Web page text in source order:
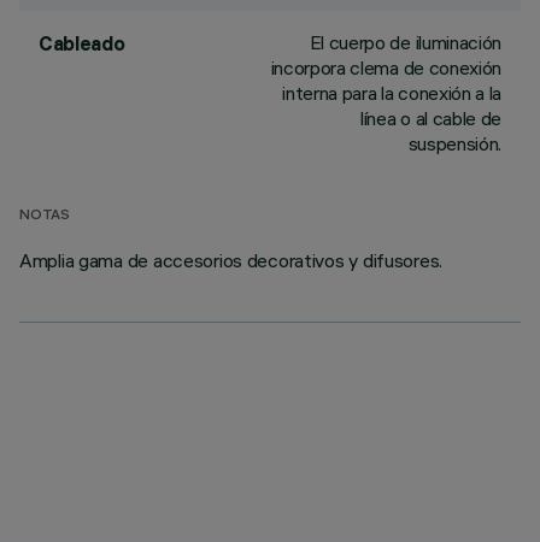
Cableado
El cuerpo de iluminación
incorpora clema de conexión
interna para la conexión a la
línea o al cable de
suspensión.
NOTAS
Amplia gama de accesorios decorativos y difusores.